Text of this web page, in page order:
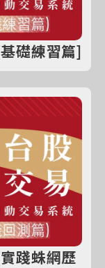
礎練習篇]
踐蛛網歷